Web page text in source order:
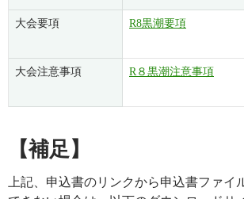
大会要項 R8黒潮要項
大会注意事項 R８黒潮注意事項
【補足】
上記、申込書のリンクから申込書ファイ